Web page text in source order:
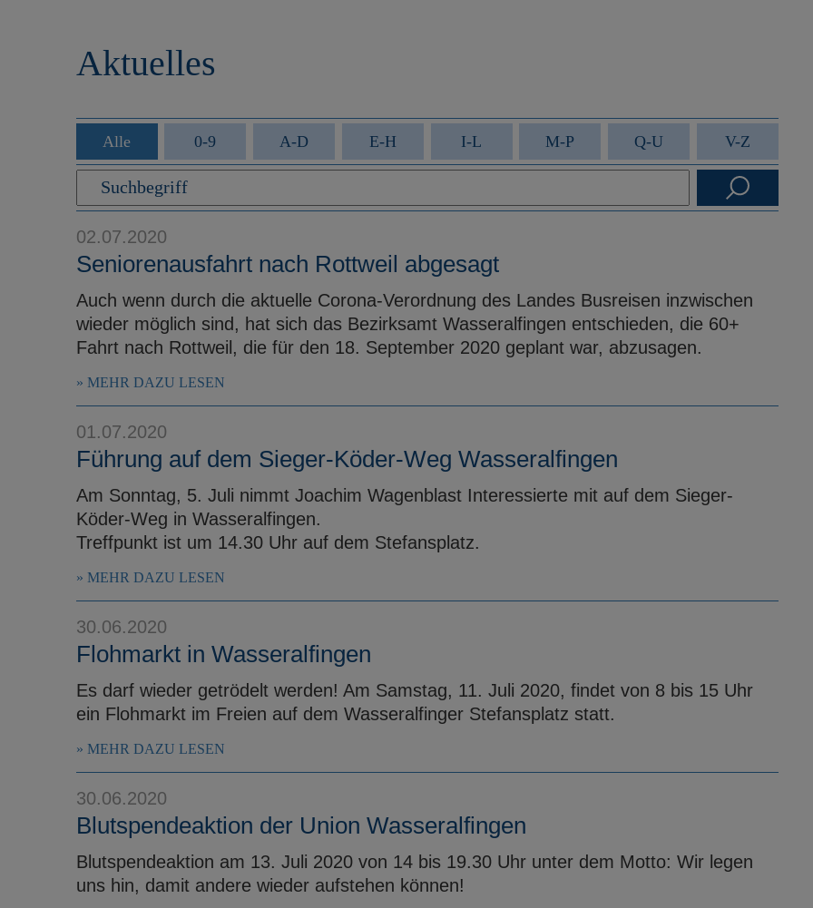
Aktuelles
Alle 0-9 A-D E-H I-L M-P Q-U V-Z
02.07.2020
Seniorenausfahrt nach Rottweil abgesagt
Auch wenn durch die aktuelle Corona-Verordnung des Landes Busreisen inzwischen
wieder möglich sind, hat sich das Bezirksamt Wasseralfingen entschieden, die 60+
Fahrt nach Rottweil, die für den 18. September 2020 geplant war, abzusagen.
MEHR DAZU LESEN
01.07.2020
Führung auf dem Sieger-Köder-Weg Wasseralfingen
Am Sonntag, 5. Juli nimmt Joachim Wagenblast Interessierte mit auf dem Sieger-
Köder-Weg in Wasseralfingen.
Treffpunkt ist um 14.30 Uhr auf dem Stefansplatz.
MEHR DAZU LESEN
30.06.2020
Flohmarkt in Wasseralfingen
Es darf wieder getrödelt werden! Am Samstag, 11. Juli 2020, findet von 8 bis 15 Uhr
ein Flohmarkt im Freien auf dem Wasseralfinger Stefansplatz statt.
MEHR DAZU LESEN
30.06.2020
Blutspendeaktion der Union Wasseralfingen
Blutspendeaktion am 13. Juli 2020 von 14 bis 19.30 Uhr unter dem Motto: Wir legen
uns hin, damit andere wieder aufstehen können!